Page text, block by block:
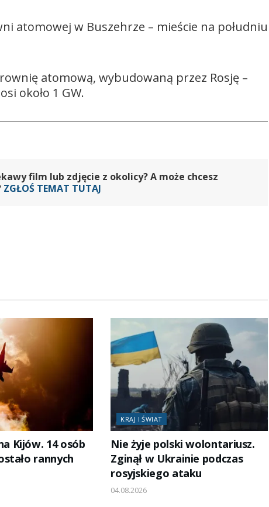
atomowej w Buszehrze – mieście na południu
atomową, wybudowaną przez Rosję –
około 1 GW.
film lub zdjęcie z okolicy? A może chcesz
ZGŁOŚ TEMAT TUTAJ
Kijów. 14 osób
rannych
KRAJ I ŚWIAT
Nie żyje polski wolontariusz.
Zginął w Ukrainie podczas
rosyjskiego ataku
04.08.2026